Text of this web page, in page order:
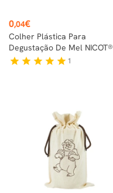
Preço
0,04€
Colher Plástica Para
Degustação De Mel NICOT®
star star star star star 1